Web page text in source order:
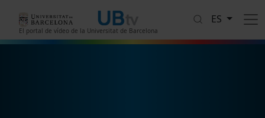
El portal de vídeo de la Universitat de Barcelona
ES